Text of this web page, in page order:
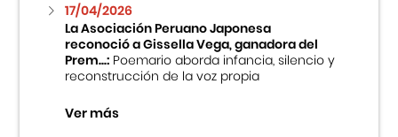
Fondo Editorial
Teatro Peruano Japonés
17/04/2026
La Asociación Peruano Japonesa
reconoció a Gissella Vega, ganadora del
Prem...:Poemario aborda infancia, silencio y
reconstrucción de la voz propia
Ver más